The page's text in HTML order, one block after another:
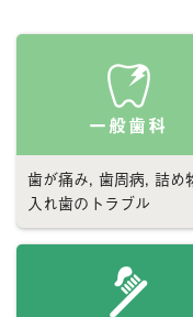
一般歯科
口腔外科
その他サービス
相談掲示板
ブログ
一般歯科
歯が痛み, 歯周病, 詰め
入れ歯のトラブル